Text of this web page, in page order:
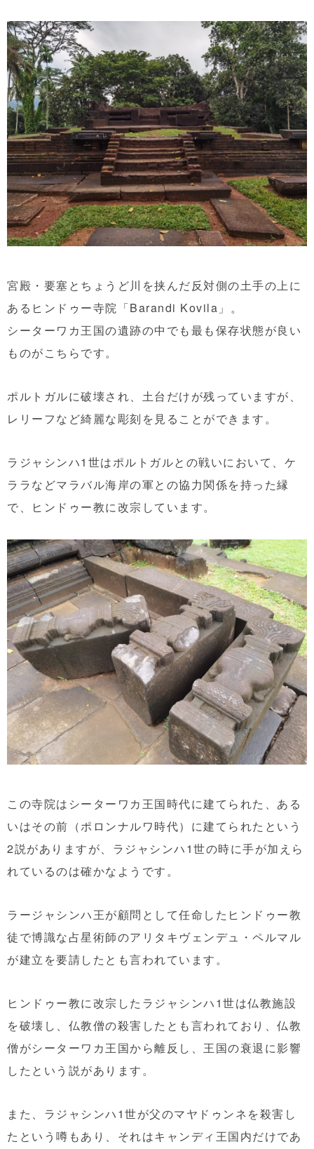
宮殿・要塞とちょうど川を挟んだ反対側の土手の上に
あるヒンドゥー寺院「Barandi Kovila」。
シーターワカ王国の遺跡の中でも最も保存状態が良い
ものがこちらです。
ポルトガルに破壊され、土台だけが残っていますが、
レリーフなど綺麗な彫刻を見ることができます。
ラジャシンハ1世はポルトガルとの戦いにおいて、ケ
ララなどマラバル海岸の軍との協力関係を持った縁
で、ヒンドゥー教に改宗しています。
この寺院はシーターワカ王国時代に建てられた、ある
いはその前（ポロンナルワ時代）に建てられたという
2説がありますが、ラジャシンハ1世の時に手が加えら
れているのは確かなようです。
ラージャシンハ王が顧問として任命したヒンドゥー教
徒で博識な占星術師のアリタキヴェンデュ・ペルマル
が建立を要請したとも言われています。
ヒンドゥー教に改宗したラジャシンハ1世は仏教施設
を破壊し、仏教僧の殺害したとも言われており、仏教
僧がシーターワカ王国から離反し、王国の衰退に影響
したという説があります。
また、ラジャシンハ1世が父のマヤドゥンネを殺害し
たという噂もあり、それはキャンディ王国内だけであ